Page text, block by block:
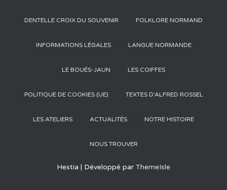
DENTELLE CROIX DU SOUVENIR FOLKLORE NORMAND
INFORMATIONS LÉGALES LANGUE NORMANDE
LE BOUÉS-JAUN LES COIFFES
POLITIQUE DE COOKIES (UE) TEXTES D’ALFRED ROSSEL
LES ATELIERS ACTUALITÉS NOTRE HISTOIRE
NOUS TROUVER
Hestia | Développé par ThemeIsle